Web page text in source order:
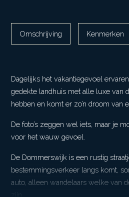
Omschrijving Kenmerken
Dagelijks het vakantiegevoel
gedekte landhuis met alle luxe van
hebben en komt er zo’n droom van
De foto’s zeggen wel iets, maar je
voor het wauw gevoel.
De Dommerswijk is een rustig
bestemmingsverkeer langs komt,
auto, alleen wandelaars welke van
zijn.